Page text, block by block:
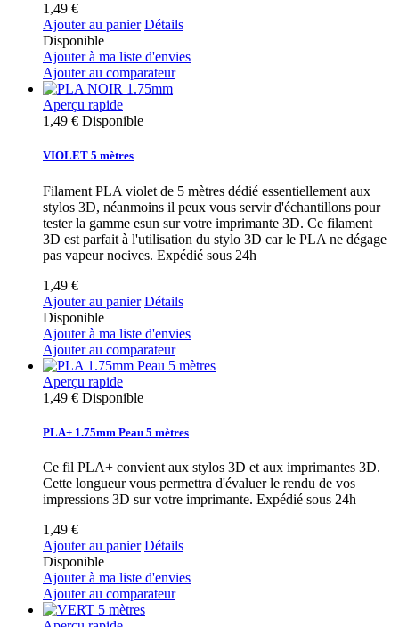
1,49 €
Ajouter au panier Détails
Disponible
Ajouter à ma liste d'envies
Ajouter au comparateur
Aperçu rapide
1,49 € Disponible
VIOLET 5 mètres
Filament PLA violet de 5 mètres dédié essentiellement aux
stylos 3D, néanmoins il peux vous servir d'échantillons pour
tester la gamme esun sur votre imprimante 3D. Ce filament
3D est parfait à l'utilisation du stylo 3D car le PLA ne dégage
pas vapeur nocives. Expédié sous 24h
1,49 €
Ajouter au panier Détails
Disponible
Ajouter à ma liste d'envies
Ajouter au comparateur
Aperçu rapide
1,49 € Disponible
PLA+ 1.75mm Peau 5 mètres
Ce fil PLA+ convient aux stylos 3D et aux imprimantes 3D.
Cette longueur vous permettra d'évaluer le rendu de vos
impressions 3D sur votre imprimante. Expédié sous 24h
1,49 €
Ajouter au panier Détails
Disponible
Ajouter à ma liste d'envies
Ajouter au comparateur